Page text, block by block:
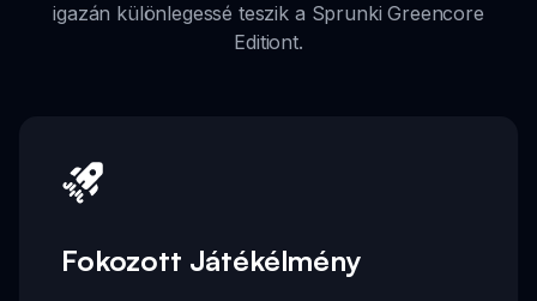
igazán különlegessé teszik a Sprunki Greencore
Editiont.
Fokozott Játékélmény